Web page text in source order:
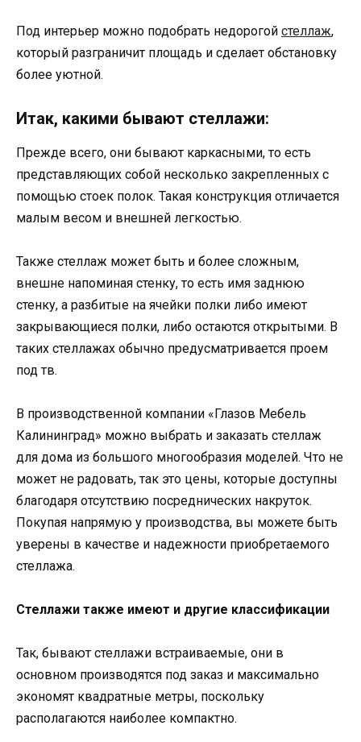
Под интерьер можно подобрать недорогой стеллаж,
который разграничит площадь и сделает обстановку
более уютной.
Итак, какими бывают стеллажи:
Прежде всего, они бывают каркасными, то есть
представляющих собой несколько закрепленных с
помощью стоек полок. Такая конструкция отличается
малым весом и внешней легкостью.
Также стеллаж может быть и более сложным,
внешне напоминая стенку, то есть имя заднюю
стенку, а разбитые на ячейки полки либо имеют
закрывающиеся полки, либо остаются открытыми. В
таких стеллажах обычно предусматривается проем
под тв.
В производственной компании «Глазов Мебель
Калининград» можно выбрать и заказать стеллаж
для дома из большого многообразия моделей. Что не
может не радовать, так это цены, которые доступны
благодаря отсутствию посреднических накруток.
Покупая напрямую у производства, вы можете быть
уверены в качестве и надежности приобретаемого
стеллажа.
Стеллажи также имеют и другие классификации
Так, бывают стеллажи встраиваемые, они в
основном производятся под заказ и максимально
экономят квадратные метры, поскольку
располагаются наиболее компактно.